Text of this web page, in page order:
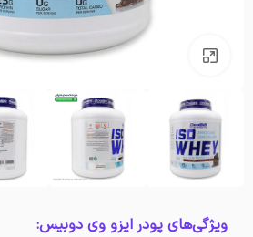
بزرگنمایی تصویر
ویژگی‌های پودر ایزو وی دوبیس: